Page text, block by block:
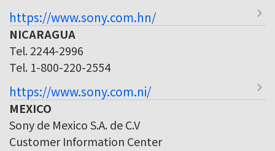
https://www.sony.com.hn/
NICARAGUA
Tel. 2244-2996
Tel. 1-800-220-2554
https://www.sony.com.ni/
MEXICO
Sony de Mexico S.A. de C.V
Customer Information Center